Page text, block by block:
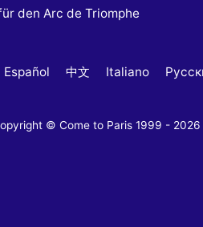
den Arc de Triomphe
Español 中文 Italiano
© Come to Paris 1999 - 2026